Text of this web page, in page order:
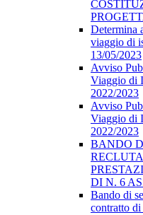
Determina
viaggio di
13/05/2023
Avviso
Viaggio di
2022/2023
Avviso
Viaggio di
2022/2023
BANDO
DI N. 6
Bando di
contratto di